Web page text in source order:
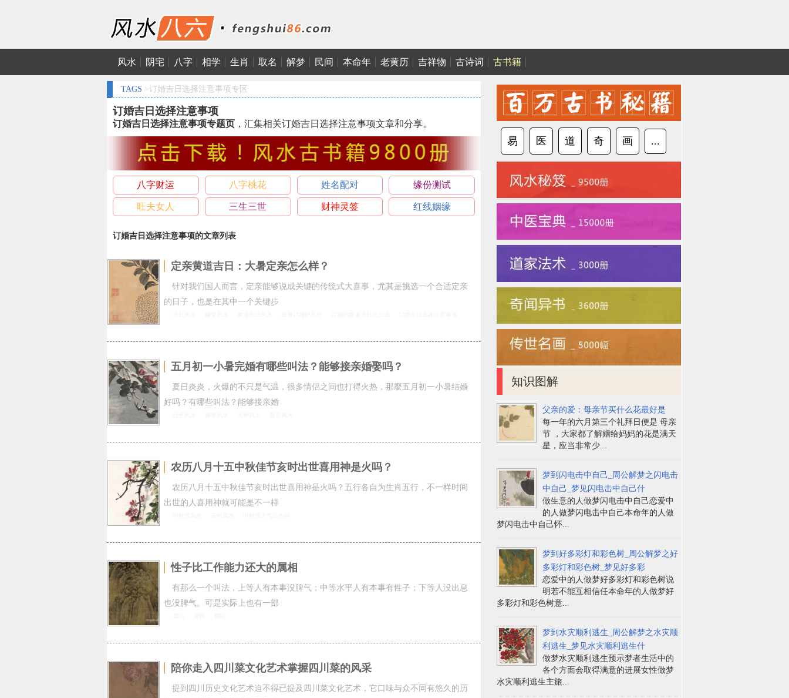
风水 阴宅 八字 相学 生肖 取名 解梦 民间 本命年 老黄历 吉祥物 古诗词 古书籍
TAGS >订婚吉日选择注意事项专区
订婚吉日选择注意事项
订婚吉日选择注意事项专题页 ，汇集相关订婚吉日选择注意事项文章和分享。
八字财运 八字桃花 姓名配对 缘份测试
旺夫女人 三生三世 财神灵签 红线姻缘
订婚吉日选择注意事项的文章列表
定亲黄道吉日：大暑定亲怎么样？
针对我们国人而言，定亲能够说成关键的传统式大喜事，尤其是挑选一个合适定亲
的日子，也是在其中一个关键步
五月初一小暑完婚有哪些叫法？能够接亲婚娶吗？
夏日炎炎，火爆的不只是气温，很多情侣之间也打得火热，那麼五月初一小暑结婚
好吗？有哪些叫法？能够接亲婚
农历八月十五中秋佳节亥时出世喜用神是火吗？
农历八月十五中秋佳节亥时出世喜用神是火吗？五行各自为生肖五行，不一样时间
出世的人喜用神就可能是不一样
性子比工作能力还大的属相
有那么一个叫法，上等人有本事没脾气；中等水平人有本事有性子；下等人没出息
也没脾气。可是实际上也有一部
陪你走入四川菜文化艺术掌握四川菜的风采
提到四川历史文化艺术迫不得已提及四川菜文化艺术，它口味与众不同有悠久的历
易 医 道 奇 画 ...
知识图解
父亲的爱：母亲节买什么花最好是
每一年的六月第三个礼拜日便是 母亲
节 ，大家都了解赠给妈妈的花是满天
星，应当非常少...
梦到闪电击中自己_周公解梦之闪电击
中自己_梦见闪电击中自己什
做生意的人做梦闪电击中自己恋爱中
的人做梦闪电击中自己本命年的人做
梦闪电击中自己怀...
梦到好多彩灯和彩色树_周公解梦之好
多彩灯和彩色树_梦见好多彩
恋爱中的人做梦好多彩灯和彩色树说
明若不能互相信任本命年的人做梦好
多彩灯和彩色树意...
梦到水灾顺利逃生_周公解梦之水灾顺
利逃生_梦见水灾顺利逃生什
做梦水灾顺利逃生预示梦者生活中的
各个方面会取得满意的进展女性做梦
水灾顺利逃生主旅...